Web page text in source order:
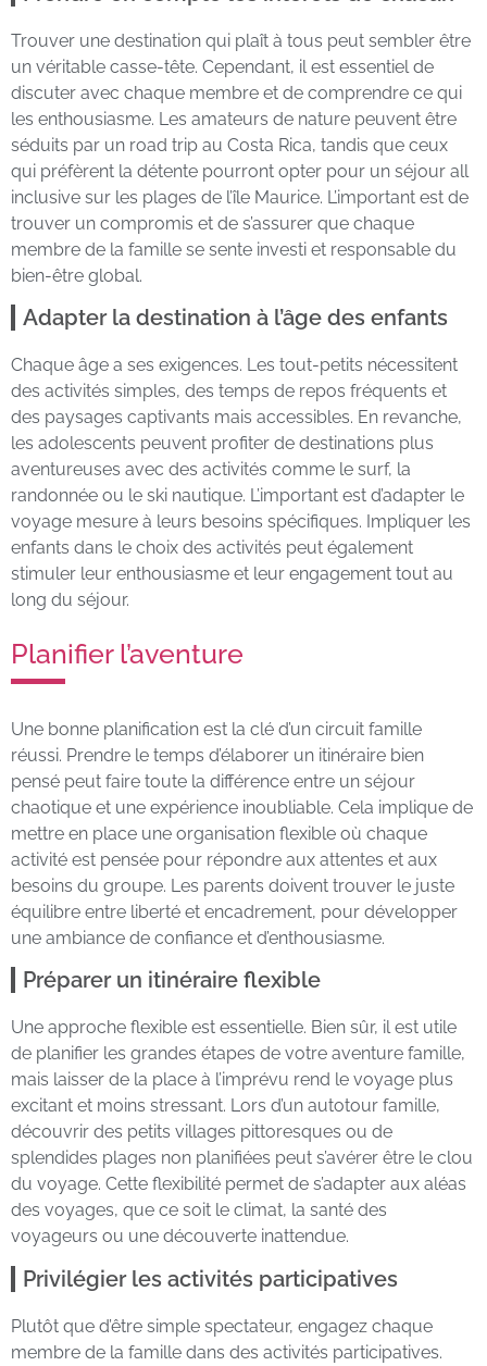
Trouver une destination qui plaît à tous peut sembler être
un véritable casse-tête. Cependant, il est essentiel de
discuter avec chaque membre et de comprendre ce qui
les enthousiasme. Les amateurs de nature peuvent être
séduits par un road trip au Costa Rica, tandis que ceux
qui préfèrent la détente pourront opter pour un séjour all
inclusive sur les plages de l’île Maurice. L’important est de
trouver un compromis et de s’assurer que chaque
membre de la famille se sente investi et responsable du
bien-être global.
Adapter la destination à l’âge des enfants
Chaque âge a ses exigences. Les tout-petits nécessitent
des activités simples, des temps de repos fréquents et
des paysages captivants mais accessibles. En revanche,
les adolescents peuvent profiter de destinations plus
aventureuses avec des activités comme le surf, la
randonnée ou le ski nautique. L’important est d’adapter le
voyage mesure à leurs besoins spécifiques. Impliquer les
enfants dans le choix des activités peut également
stimuler leur enthousiasme et leur engagement tout au
long du séjour.
Planifier l’aventure
Une bonne planification est la clé d’un circuit famille
réussi. Prendre le temps d’élaborer un itinéraire bien
pensé peut faire toute la différence entre un séjour
chaotique et une expérience inoubliable. Cela implique de
mettre en place une organisation flexible où chaque
activité est pensée pour répondre aux attentes et aux
besoins du groupe. Les parents doivent trouver le juste
équilibre entre liberté et encadrement, pour développer
une ambiance de confiance et d’enthousiasme.
Préparer un itinéraire flexible
Une approche flexible est essentielle. Bien sûr, il est utile
de planifier les grandes étapes de votre aventure famille,
mais laisser de la place à l’imprévu rend le voyage plus
excitant et moins stressant. Lors d’un autotour famille,
découvrir des petits villages pittoresques ou de
splendides plages non planifiées peut s’avérer être le clou
du voyage. Cette flexibilité permet de s’adapter aux aléas
des voyages, que ce soit le climat, la santé des
voyageurs ou une découverte inattendue.
Privilégier les activités participatives
Plutôt que d’être simple spectateur, engagez chaque
membre de la famille dans des activités participatives.